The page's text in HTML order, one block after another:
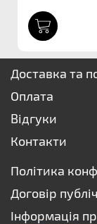
Доставка та
Оплата
Відгуки
Контакти
Політика
Договір
Інформація